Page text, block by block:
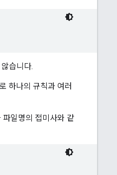
습니다.
하나의 규칙과 여러
일명의 접미사와 같